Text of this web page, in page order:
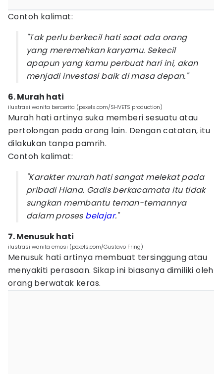
Contoh kalimat:
"Tak perlu berkecil hati saat ada orang
yang meremehkan karyamu. Sekecil
apapun yang kamu perbuat hari ini, akan
menjadi investasi baik di masa depan."
6. Murah hati
ilustrasi wanita bercerita (pexels.com/SHVETS production)
Murah hati artinya suka memberi sesuatu atau
pertolongan pada orang lain. Dengan catatan, itu
dilakukan tanpa pamrih.
Contoh kalimat:
"Karakter murah hati sangat melekat pada
pribadi Hiana. Gadis berkacamata itu tidak
sungkan membantu teman-temannya
dalam proses belajar."
7. Menusuk hati
ilustrasi wanita emosi (pexels.com/Gustavo Fring)
Menusuk hati artinya membuat tersinggung atau
menyakiti perasaan. Sikap ini biasanya dimiliki oleh
orang berwatak keras.